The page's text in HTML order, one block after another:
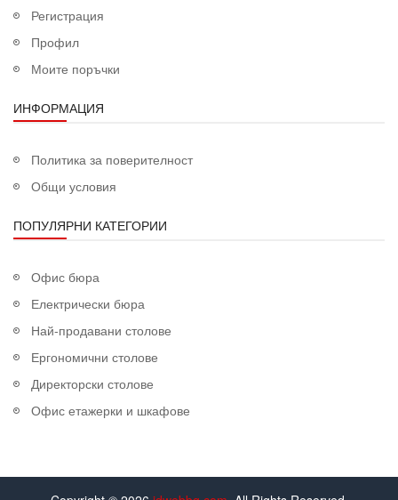
Регистрация
Профил
Моите поръчки
ИНФОРМАЦИЯ
Политика за поверителност
Общи условия
ПОПУЛЯРНИ КАТЕГОРИИ
Офис бюра
Електрически бюра
Най-продавани столове
Ергономични столове
Директорски столове
Офис етажерки и шкафове